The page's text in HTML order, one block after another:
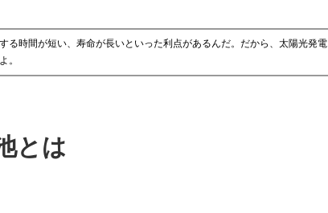
時間が短い、寿命が長いといった利点があるんだ。だから、太陽光発電
。
とは